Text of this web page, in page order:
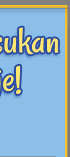
siistin